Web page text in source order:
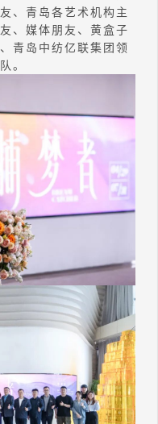
、青岛各艺术机构主
、媒体朋友、黄盒子
青岛中纺亿联集团领
。